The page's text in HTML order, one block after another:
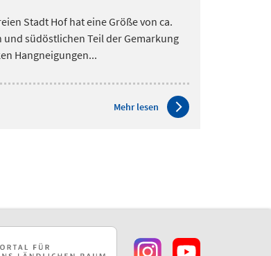
Stadt Hof hat eine Größe von ca.
südöstlichen Teil der Gemarkung
Hangneigungen...
Mehr lesen